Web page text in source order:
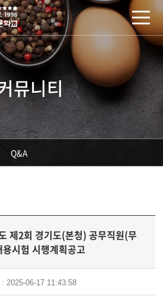
뮤니티
Q&A
제2회 경기도(본청) 공무직원(무
시험 시행계획공고
2025-06-17 11:43:58